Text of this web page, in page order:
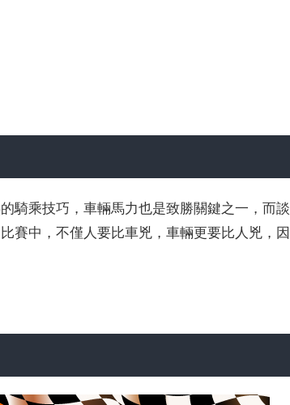
騎乘技巧，車輛馬力也是致勝關鍵之一，而談
賽中，不僅人要比車兇，車輛更要比人兇，因